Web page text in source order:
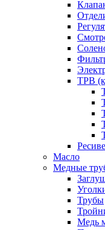
ТРВ
Масло
Медные
Трубы
Медь